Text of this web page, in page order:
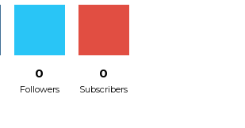
0
Followers
0
Subscribers